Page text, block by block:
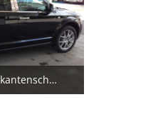
Zierleisten und Ladekantenschutz